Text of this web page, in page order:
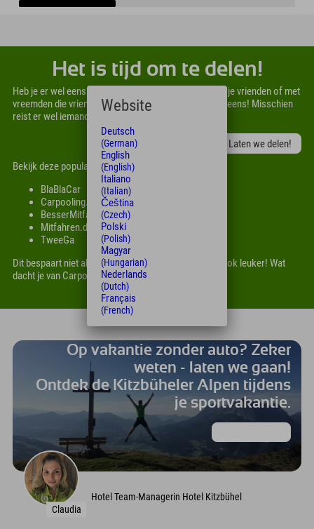
Het is tijd om te delen!
Heb je er wel eens aan gedacht om te carpoolen, met je vrienden of met
vreemden die vrienden worden? Probeer het gewoon eens! Misschien
reist er wel iemand uit jouw stad naar dezelfde regio?
Laten we delen!
Bekijk deze populaire apps:
BlaBlaCar
Carpooling.de
BesserMitfahren.de
Mitfahren.de
TweeGa
Dit bespaart niet alleen CO2, maar maakt autorijden ook leuker! Wat
dacht je van Carpool Karaoke?
Op vakantie zonder auto? Zeker
weten - laten we gaan!
Ontdek de Kitzbüheler Alpen tijdens
je sportvakantie.
Claudia
Hotel Team-Managerin Hotel Kitzbühel
Website
Deutsch
(German)
English
(English)
Italiano
(Italian)
Čeština
(Czech)
Polski
(Polish)
Magyar
(Hungarian)
Nederlands
(Dutch)
Français
(French)